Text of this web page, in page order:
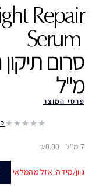
Repair
Serum ‎
מ"ל
פרטי המוצר
7 מ"ל ₪0.00
גוון/מידה: אזל מהמלאי